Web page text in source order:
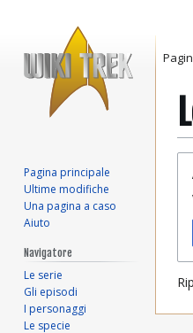
Pagina principale
Ultime modifiche
Una pagina a caso
Aiuto
Navigatore
Le serie
Gli episodi
I personaggi
Le specie